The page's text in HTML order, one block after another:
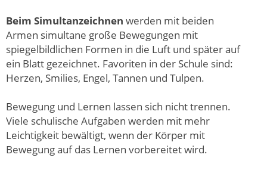
Beim Simultanzeichnen werden mit beiden
Armen simultane große Bewegungen mit
spiegelbildlichen Formen in die Luft und später auf
ein Blatt gezeichnet. Favoriten in der Schule sind:
Herzen, Smilies, Engel, Tannen und Tulpen.
Bewegung und Lernen lassen sich nicht trennen.
Viele schulische Aufgaben werden mit mehr
Leichtigkeit bewältigt, wenn der Körper mit
Bewegung auf das Lernen vorbereitet wird.